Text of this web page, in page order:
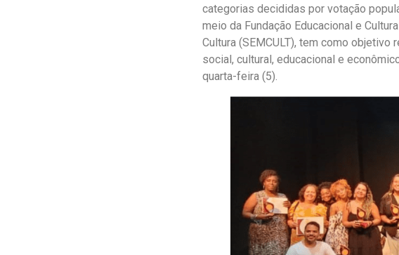
categorias decididas por votação
meio da Fundação Educacional e
Cultura (SEMCULT), tem como
social, cultural, educacional e
quarta-feira (5).